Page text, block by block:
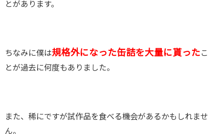
とがあります。
ちなみに僕は規格外になった缶詰を大量に貰った こ
とが過去に何度もありました。
また、稀にですが試作品を食べる機会があるかもしれませ
ん。